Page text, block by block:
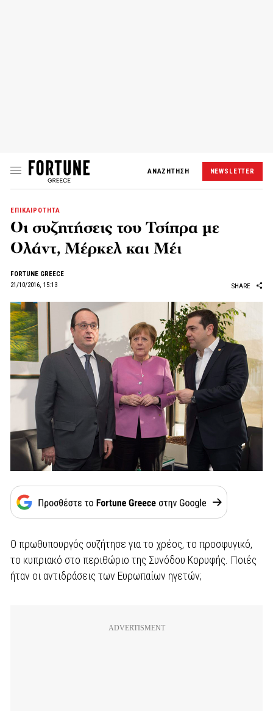
ΑΝΑΖΗΤΗΣΗ NEWSLETTER
ΕΠΙΚΑΙΡΟΤΗΤΑ
Οι συζητήσεις του Τσίπρα με
Ολάντ, Μέρκελ και Μέι
FORTUNE GREECE
21/10/2016, 15:13
SHARE
Ο πρωθυπουργός συζήτησε για το χρέος, το προσφυγικό,
το κυπριακό στο περιθώριο της Συνόδου Κορυφής. Ποιές
ήταν οι αντιδράσεις των Ευρωπαίων ηγετών;